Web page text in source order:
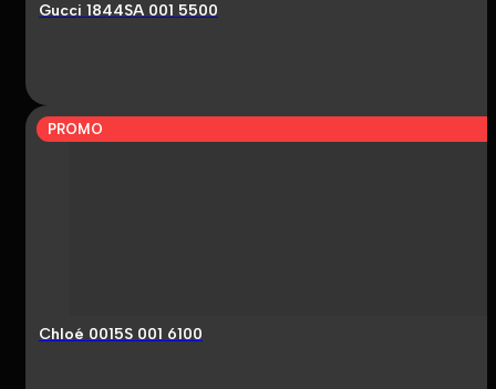
Gucci 1844SA 001 5500
PROMO
Chloé 0015S 001 6100